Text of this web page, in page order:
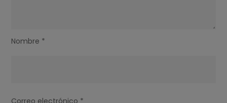
Nombre *
Correo electrónico *